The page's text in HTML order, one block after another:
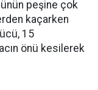
peşine çok
kaçarken
15
önü kesilerek